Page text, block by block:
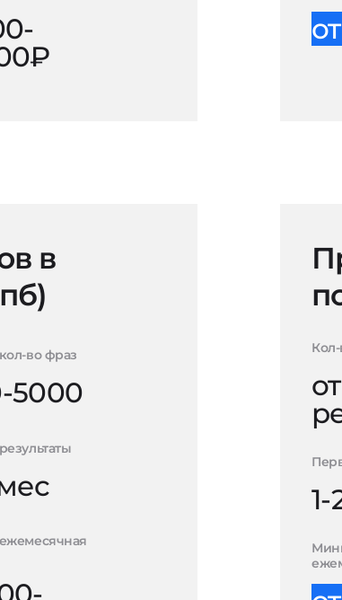
в
во фраз
5000